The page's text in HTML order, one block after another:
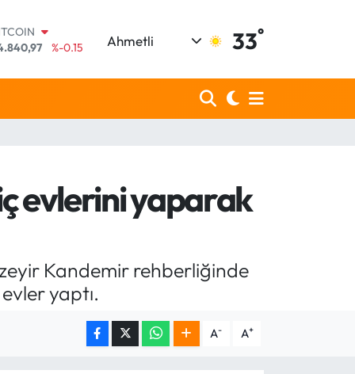
%0.18
%0.32
%-0.15
Ahmetli 33°
evlerini yaparak
Kandemir rehberliğinde
yaptı.
A- A+